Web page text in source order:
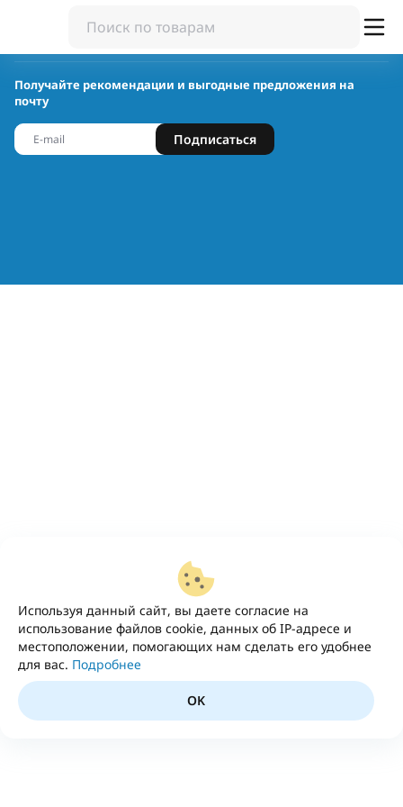
Используя данный сайт, вы даете согласие на
использование файлов cookie, данных об IP-адресе и
местоположении, помогающих нам сделать его удобнее
для вас. Подробнее
OK
Получайте рекомендации и выгодные предложения на
почту
Подписаться